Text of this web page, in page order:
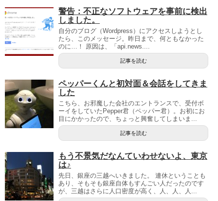
警告：不正なソフトウェアを事前に検出
しました。
自分のブログ（Wordpress）にアクセスしようとし
たら、このメッセージ。昨日まで、何ともなかった
のに…！ 原因は、「api.news....
記事を読む
ペッパーくんと初対面＆会話をしてきま
した
こちら、お邪魔した会社のエントランスで、受付ボ
ーイをしていたPepper君（ペッパー君）。お初にお
目にかかったので、ちょっと興奮してしまいま...
記事を読む
もう不景気だなんていわせないよ、東京
は♪
先日、銀座の三越へいきました。 連休ということも
あり、そもそも銀座自体もすんごい人だったのです
が、三越はさらに人口密度が高く、人、人、人...